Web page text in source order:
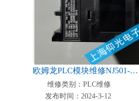
欧姆龙PLC模块维修NJ501-1320plc电源短路故障维修方法
维修类别：PLC维修
发布时间：2024-3-12